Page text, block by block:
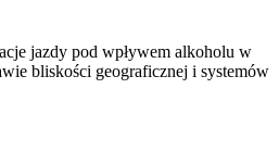
jazdy pod wpływem alkoholu w
bliskości geograficznej i systemów